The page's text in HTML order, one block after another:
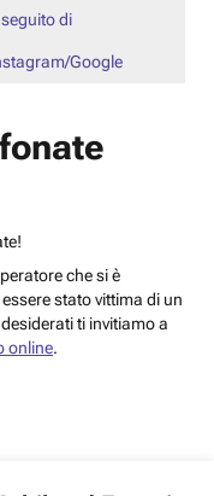
di
Google
che si è
stato vittima di un
ti invitiamo a
online.